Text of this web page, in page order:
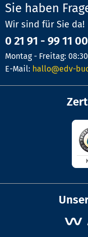
Sie haben
Wir sind für Sie da!
0 21 91 - 99 11 00
Montag - Freitag:
E-Mail: hallo@edv-